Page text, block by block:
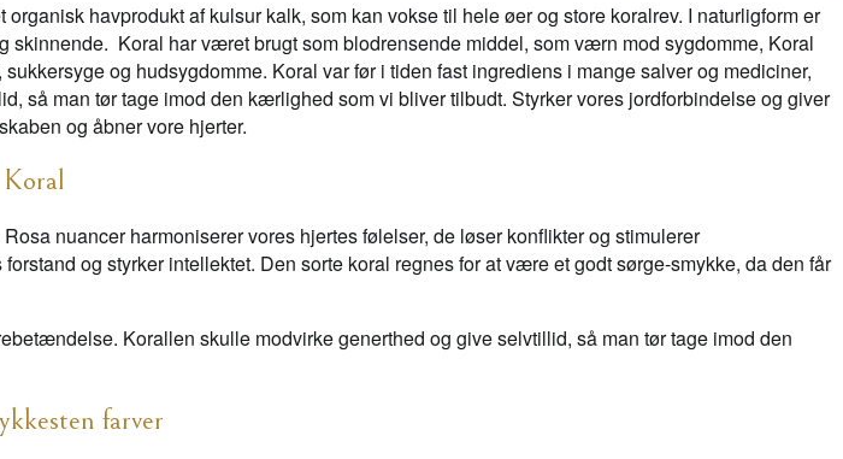
havprodukt af kulsur kalk, som kan vokse til hele øer og store koralrev. I naturligform er
skinnende. Koral har været brugt som blodrensende middel, som værn mod sygdomme, Koral
og hudsygdomme. Koral var før i tiden fast ingrediens i mange salver og mediciner,
man tør tage imod den kærlighed som vi bliver tilbudt. Styrker vores jordforbindelse og giver
og åbner vore hjerter.
Koral
nuancer harmoniserer vores hjertes følelser, de løser konflikter og stimulerer
og styrker intellektet. Den sorte koral regnes for at være et godt sørge-smykke, da den får
Korallen skulle modvirke generthed og give selvtillid, så man tør tage imod den
farver